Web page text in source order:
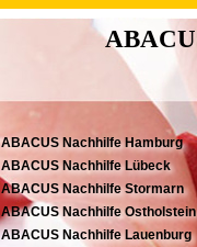
ABACUS Nachhilfe Hamburg
ABACUS Nachhilfe Lübeck
ABACUS Nachhilfe Stormarn
ABACUS Nachhilfe Ostholstein
ABACUS Nachhilfe Lauenburg